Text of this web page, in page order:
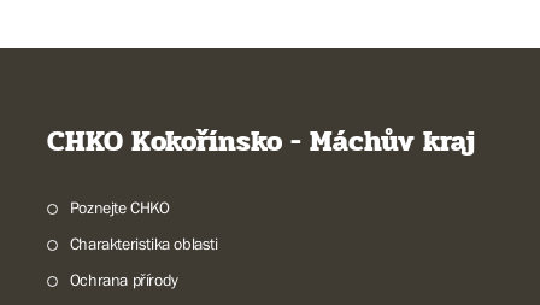
CHKO Kokořínsko - Máchův kraj
Poznejte CHKO
Charakteristika oblasti
Ochrana přírody